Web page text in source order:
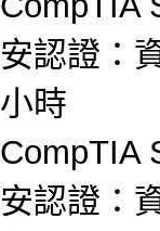
安認證：
小時
CompTIA
安認證：